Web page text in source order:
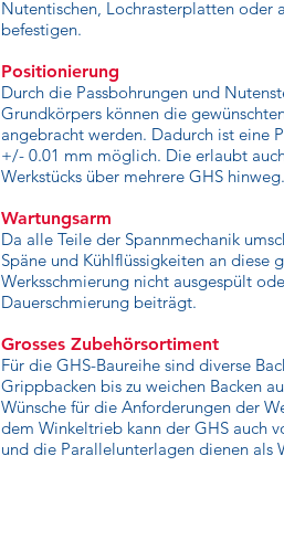
Nutentischen, Lochrasterplatten oder
befestigen.
Positionierung
Durch die Passbohrungen und
Grundkörpers können die
angebracht werden. Dadurch ist eine
+/- 0.01 mm möglich. Die erlaubt
Werkstücks über mehrere GHS hinweg.
Wartungsarm
Da alle Teile der Spannmechanik
Späne und Kühlflüssigkeiten an diese
Werksschmierung nicht ausgespült
Dauerschmierung beiträgt.
Grosses Zubehörsortiment
Für die GHS-Baureihe sind diverse
Grippbacken bis zu weichen Backen
Wünsche für die Anforderungen der
dem Winkeltrieb kann der GHS auch
und die Parallelunterlagen dienen als